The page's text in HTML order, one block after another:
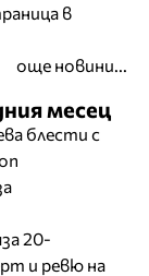
в
още новини...
месец
блести с
20-
и ревю на